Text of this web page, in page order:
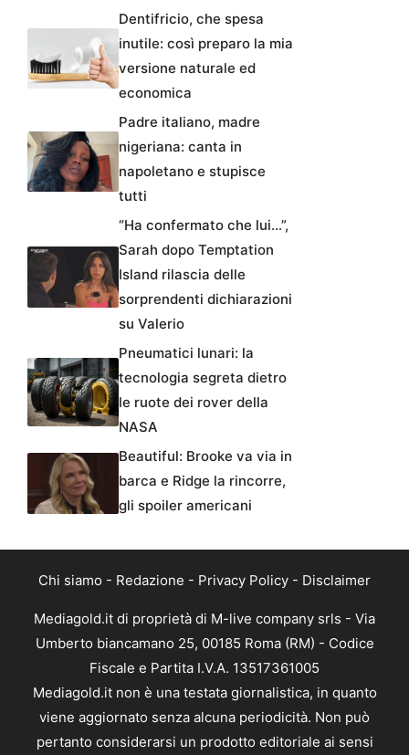
Dentifricio, che spesa
inutile: così preparo la mia
versione naturale ed
economica
Padre italiano, madre
nigeriana: canta in
napoletano e stupisce
tutti
“Ha confermato che lui…”,
Sarah dopo Temptation
Island rilascia delle
sorprendenti dichiarazioni
su Valerio
Pneumatici lunari: la
tecnologia segreta dietro
le ruote dei rover della
NASA
Beautiful: Brooke va via in
barca e Ridge la rincorre,
gli spoiler americani
Chi siamo - Redazione - Privacy Policy - Disclaimer
Mediagold.it di proprietà di M-live company srls - Via
Umberto biancamano 25, 00185 Roma (RM) - Codice
Fiscale e Partita I.V.A. 13517361005
Mediagold.it non è una testata giornalistica, in quanto
viene aggiornato senza alcuna periodicità. Non può
pertanto considerarsi un prodotto editoriale ai sensi